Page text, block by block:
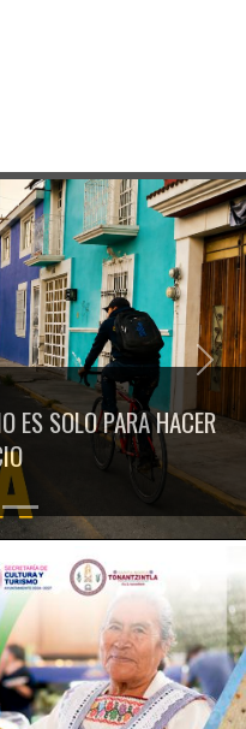
ES SOLO PARA HACER
Next